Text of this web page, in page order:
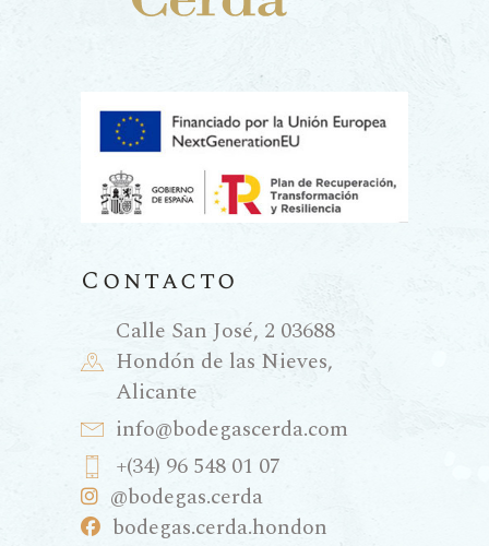
Contacto
Calle San José, 2 03688
Hondón de las Nieves,
Alicante
info@bodegascerda.com
+(34) 96 548 01 07
@bodegas.cerda
bodegas.cerda.hondon